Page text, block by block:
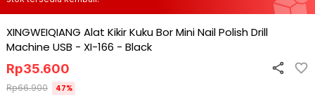
XINGWEIQIANG Alat Kikir Kuku Bor Mini Nail Polish Drill
Machine USB - XI-166 - Black
Rp35.600
Rp66.900 47%